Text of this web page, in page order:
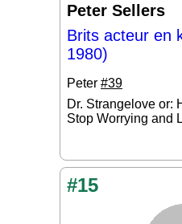
Peter Sellers
Brits acteur en
1980)
Peter #39
Dr. Strangelove or:
Stop Worrying and
#15